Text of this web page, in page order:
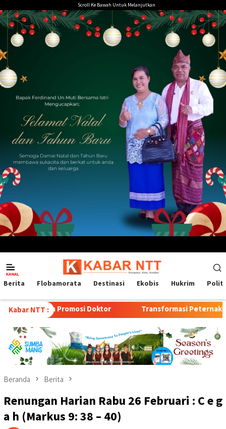
ke
konten
Scroll Ke Bawah Untuk Melanjutkan
Mobile
Berita Flobamorata Destinasi Ekobis Hukrim
Kabar NTT :
Promosi Doktor Transformasi Peternakan Modern
Beranda Berita
Renungan Harian Rabu 26 Februari : C e g
a h (Markus 9: 38 – 40)